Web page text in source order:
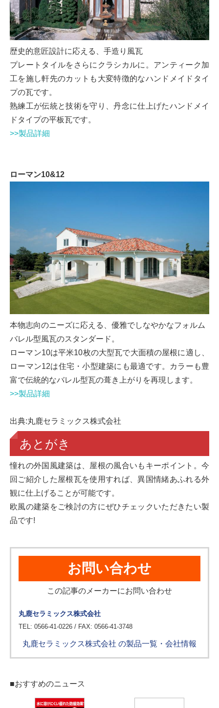
歴史的意匠設計に応える、手造り風瓦
プレートタイルをさらにクラシカルに。アンティーク加
工を施し軒先のカットも大変特徴的なハンドメイドタイ
プの瓦です。
熟練工が伝統と技術を守り、丹念に仕上げたハンドメイ
ドタイプの平板瓦です。
>>製品詳細
ローマン10&12
本物志向のニーズに応える、優雅でしなやかなフォルム
バレル型風瓦のスタンダード。
ローマン10は平米10枚の大型瓦で大面積の屋根に適し、
ローマン12は住宅・小型建築にも最適です。カラーも豊
富で伝統的なバレル型瓦の葺き上がりを再現します。
>>製品詳細
出典:丸鹿セラミックス株式会社
あとがき
憧れの外国風建築は、屋根の風合いもキーポイント。今
回ご紹介した屋根瓦を使用すれば、異国情緒あふれる外
観に仕上げることが可能です。
欧風の建築をご検討の方にぜひチェックいただきたい製
品です!
お問い合わせ
この記事のメーカーにお問い合わせ
丸鹿セラミックス株式会社
TEL: 0566-41-0226 / FAX: 0566-41-3748
丸鹿セラミックス株式会社 の製品一覧・会社情報
■おすすめのニュース